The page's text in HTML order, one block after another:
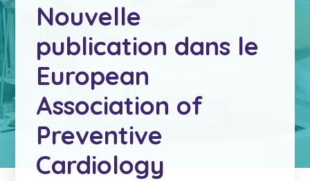
Nouvelle
publication dans le
European
Association of
Preventive
Cardiology